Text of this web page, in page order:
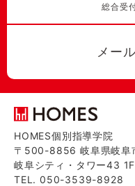
総合受
メー
HOMES個別指導学院
〒500-8856 岐阜県岐阜
岐阜シティ・タワー43
TEL. 050-3539-8928